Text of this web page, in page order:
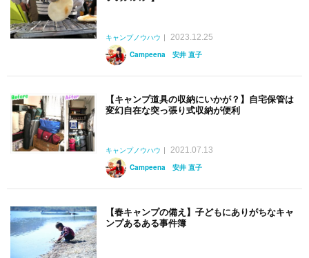
キャンプノウハウ
2023.12.25
Campeena 安井 直子
【キャンプ道具の収納にいかが？】自宅保管は
変幻自在な突っ張り式収納が便利
キャンプノウハウ
2021.07.13
Campeena 安井 直子
【春キャンプの備え】子どもにありがちなキャ
ンプあるある事件簿